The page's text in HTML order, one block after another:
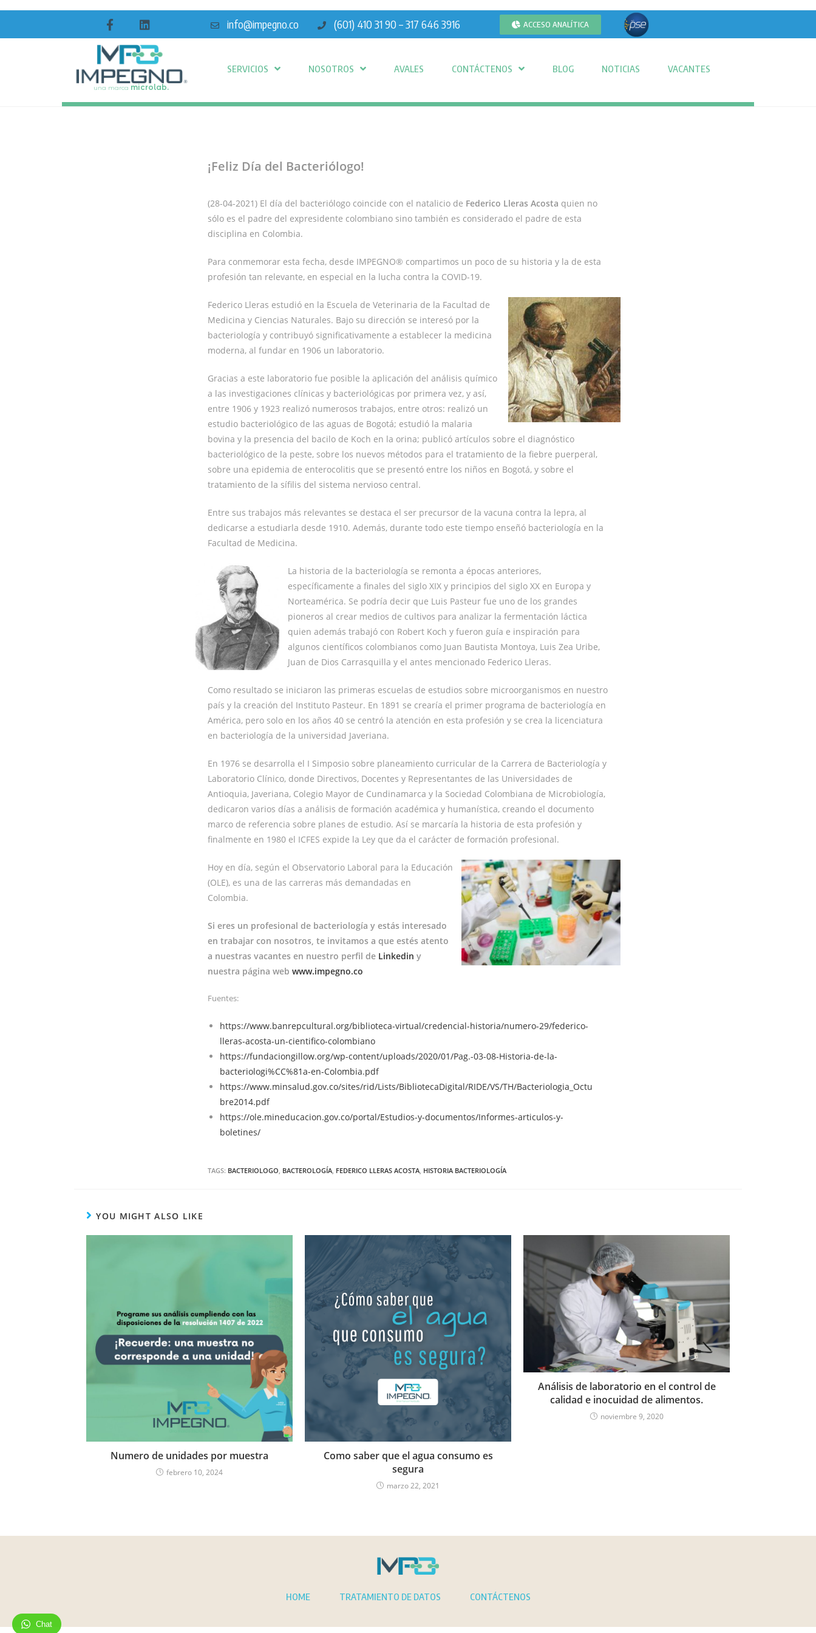
info@impegno.co (601) 410 31 90 – 317 646 3916 ACCESO ANALÍTICA
una marca microlab.
SERVICIOS NOSOTROS AVALES CONTÁCTENOS BLOG NOTICIAS VACANTES
¡Feliz Día del Bacteriólogo!
(28-04-2021) El día del bacteriólogo coincide con el natalicio de Federico Lleras Acosta quien no
sólo es el padre del expresidente colombiano sino también es considerado el padre de esta
disciplina en Colombia.
Para conmemorar esta fecha, desde IMPEGNO® compartimos un poco de su historia y la de esta
profesión tan relevante, en especial en la lucha contra la COVID-19.
Federico Lleras estudió en la Escuela de Veterinaria de la Facultad de
Medicina y Ciencias Naturales. Bajo su dirección se interesó por la
bacteriología y contribuyó significativamente a establecer la medicina
moderna, al fundar en 1906 un laboratorio.
Gracias a este laboratorio fue posible la aplicación del análisis químico
a las investigaciones clínicas y bacteriológicas por primera vez, y así,
entre 1906 y 1923 realizó numerosos trabajos, entre otros: realizó un
estudio bacteriológico de las aguas de Bogotá; estudió la malaria
bovina y la presencia del bacilo de Koch en la orina; publicó artículos sobre el diagnóstico
bacteriológico de la peste, sobre los nuevos métodos para el tratamiento de la fiebre puerperal,
sobre una epidemia de enterocolitis que se presentó entre los niños en Bogotá, y sobre el
tratamiento de la sífilis del sistema nervioso central.
Entre sus trabajos más relevantes se destaca el ser precursor de la vacuna contra la lepra, al
dedicarse a estudiarla desde 1910. Además, durante todo este tiempo enseñó bacteriología en la
Facultad de Medicina.
La historia de la bacteriología se remonta a épocas anteriores,
específicamente a finales del siglo XIX y principios del siglo XX en Europa y
Norteamérica. Se podría decir que Luis Pasteur fue uno de los grandes
pioneros al crear medios de cultivos para analizar la fermentación láctica
quien además trabajó con Robert Koch y fueron guía e inspiración para
algunos científicos colombianos como Juan Bautista Montoya, Luis Zea Uribe,
Juan de Dios Carrasquilla y el antes mencionado Federico Lleras.
Como resultado se iniciaron las primeras escuelas de estudios sobre microorganismos en nuestro
país y la creación del Instituto Pasteur. En 1891 se crearía el primer programa de bacteriología en
América, pero solo en los años 40 se centró la atención en esta profesión y se crea la licenciatura
en bacteriología de la universidad Javeriana.
En 1976 se desarrolla el I Simposio sobre planeamiento curricular de la Carrera de Bacteriología y
Laboratorio Clínico, donde Directivos, Docentes y Representantes de las Universidades de
Antioquia, Javeriana, Colegio Mayor de Cundinamarca y la Sociedad Colombiana de Microbiología,
dedicaron varios días a análisis de formación académica y humanística, creando el documento
marco de referencia sobre planes de estudio. Así se marcaría la historia de esta profesión y
finalmente en 1980 el ICFES expide la Ley que da el carácter de formación profesional.
Hoy en día, según el Observatorio Laboral para la Educación
(OLE), es una de las carreras más demandadas en
Colombia.
Si eres un profesional de bacteriología y estás interesado
en trabajar con nosotros, te invitamos a que estés atento
a nuestras vacantes en nuestro perfil de Linkedin y
nuestra página web www.impegno.co
Fuentes:
https://www.banrepcultural.org/biblioteca-virtual/credencial-historia/numero-29/federico-
lleras-acosta-un-cientifico-colombiano
https://fundaciongillow.org/wp-content/uploads/2020/01/Pag.-03-08-Historia-de-la-
bacteriologi%CC%81a-en-Colombia.pdf
https://www.minsalud.gov.co/sites/rid/Lists/BibliotecaDigital/RIDE/VS/TH/Bacteriologia_Octu
bre2014.pdf
https://ole.mineducacion.gov.co/portal/Estudios-y-documentos/Informes-articulos-y-
boletines/
TAGS: BACTERIOLOGO BACTEROLOGÍA FEDERICO LLERAS ACOSTA HISTORIA BACTERIOLOGÍA
YOU MIGHT ALSO LIKE
Numero de unidades por muestra
febrero 10, 2024
Como saber que el agua consumo es
segura
marzo 22, 2021
Análisis de laboratorio en el control de
calidad e inocuidad de alimentos.
noviembre 9, 2020
HOME TRATAMIENTO DE DATOS CONTÁCTENOS
Chat